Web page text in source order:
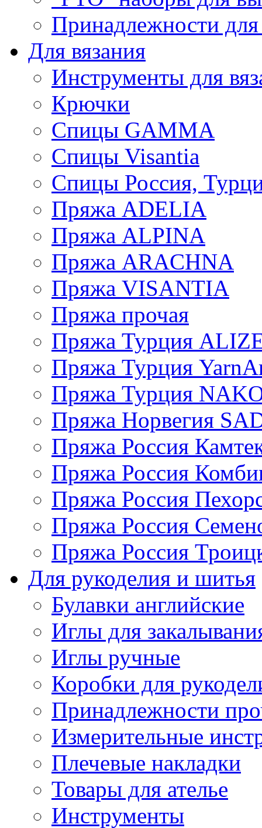
Принадлежности
Для вязания
Инструменты для
Крючки
Спицы GAMMA
Спицы Visantia
Спицы Россия,
Пряжа ADELIA
Пряжа ALPINA
Пряжа ARACHNA
Пряжа VISANTIA
Пряжа прочая
Пряжа Турция
Пряжа Турция
Пряжа Турция
Пряжа Норвегия
Пряжа Россия
Пряжа Россия
Пряжа Россия
Пряжа Россия
Пряжа Россия
Для рукоделия и шитья
Булавки английские
Иглы для
Иглы ручные
Коробки для
Принадлежности
Измерительные
Плечевые накладки
Товары для ателье
Инструменты